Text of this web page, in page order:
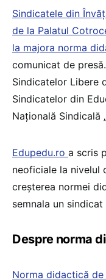
Sindicatele din
de la Palatul
la majora norma
comunicat de
Sindicatelor Libere
Sindicatelor din
Națională Sindicală
Edupedu.ro a scris
neoficiale la nivelul
creșterea normei
semnala un
Despre norma
Norma didactică